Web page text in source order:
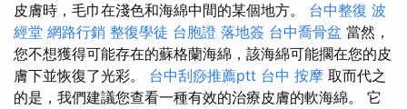
皮膚時，毛巾在淺色和海綿中間的某個地方。 台中整復 波
經堂 網路行銷 整復學徒 台胞證 落地簽 台中喬骨盆 當然，
您不想獲得可能存在的蘇格蘭海綿，該海綿可能擱在您的皮
膚下並恢復了光彩。 台中刮痧推薦ptt 台中 按摩 取而代之
的是，我們建議您查看一種有效的治療皮膚的軟海綿。 它